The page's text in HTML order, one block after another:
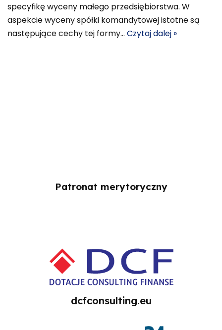
specyfikę wyceny małego przedsiębiorstwa. W
aspekcie wyceny spółki komandytowej istotne są
następujące cechy tej formy… Czytaj dalej »
Patronat merytoryczny
dcfconsulting.eu